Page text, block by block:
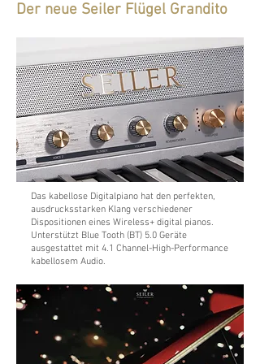
Der neue Seiler Flügel Grandito
Das kabellose Digitalpiano hat den perfekten,
ausdrucksstarken Klang verschiedener
Dispositionen eines Wireless+ digital pianos.
Unterstützt Blue Tooth (BT) 5.0 Geräte
ausgestattet mit 4.1 Channel-High-Performance
kabellosem Audio.